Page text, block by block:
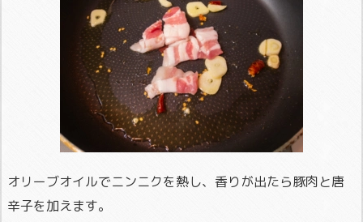
オリーブオイルでニンニクを熱し、香りが出たら豚肉と唐
辛子を加えます。